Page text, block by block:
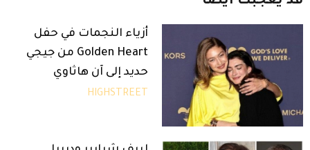
أزياء النجمات في حفل
Golden Heart من جيجي
حديد إلى آن هاثاوي
HIGHSTREET